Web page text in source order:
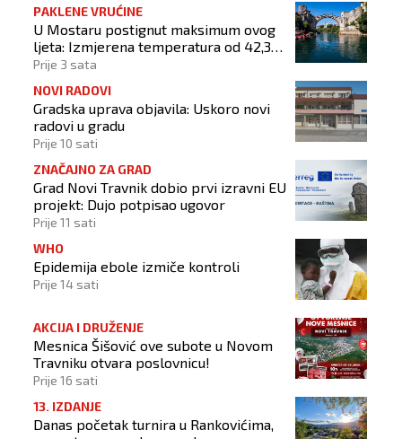
PAKLENE VRUĆINE
U Mostaru postignut maksimum ovog
ljeta: Izmjerena temperatura od 42,3
stupnja Celzijeva
Prije 3 sata
NOVI RADOVI
Gradska uprava objavila: Uskoro novi
radovi u gradu
Prije 10 sati
ZNAČAJNO ZA GRAD
Grad Novi Travnik dobio prvi izravni EU
projekt: Dujo potpisao ugovor
Prije 11 sati
WHO
Epidemija ebole izmiče kontroli
Prije 14 sati
AKCIJA I DRUŽENJE
Mesnica Šišović ove subote u Novom
Travniku otvara poslovnicu!
Prije 16 sati
13. IZDANJE
Danas početak turnira u Rankovićima,